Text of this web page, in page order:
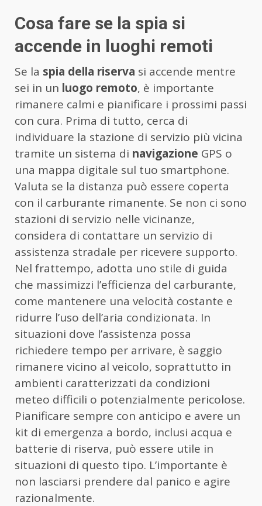
Cosa fare se la spia si
accende in luoghi remoti
Se la spia della riserva si accende mentre
sei in un luogo remoto, è importante
rimanere calmi e pianificare i prossimi passi
con cura. Prima di tutto, cerca di
individuare la stazione di servizio più vicina
tramite un sistema di navigazione GPS o
una mappa digitale sul tuo smartphone.
Valuta se la distanza può essere coperta
con il carburante rimanente. Se non ci sono
stazioni di servizio nelle vicinanze,
considera di contattare un servizio di
assistenza stradale per ricevere supporto.
Nel frattempo, adotta uno stile di guida
che massimizzi l’efficienza del carburante,
come mantenere una velocità costante e
ridurre l’uso dell’aria condizionata. In
situazioni dove l’assistenza possa
richiedere tempo per arrivare, è saggio
rimanere vicino al veicolo, soprattutto in
ambienti caratterizzati da condizioni
meteo difficili o potenzialmente pericolose.
Pianificare sempre con anticipo e avere un
kit di emergenza a bordo, inclusi acqua e
batterie di riserva, può essere utile in
situazioni di questo tipo. L’importante è
non lasciarsi prendere dal panico e agire
razionalmente.